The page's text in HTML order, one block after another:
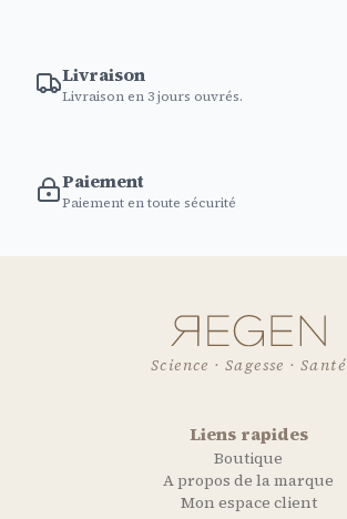
Livraison
Livraison en 3 jours ouvrés.
Paiement
Paiement en toute sécurité
Science · Sagesse · Santé
Liens rapides
Boutique
A propos de la marque
Mon espace client